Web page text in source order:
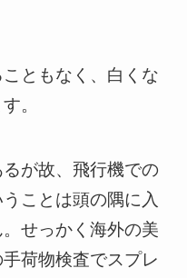
ともなく、白くな
。
が故、飛行機での
ことは頭の隅に入
せっかく海外の美
荷物検査でスプレ